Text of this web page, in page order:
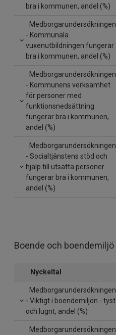
bra i kommunen, andel (%)
Medborgarundersökningen
- Kommunala
vuxenutbildningen fungerar
bra i kommunen, andel (%)
Medborgarundersökningen
- Kommunens verksamhet
för personer med
funktionsnedsättning
fungerar bra i kommunen,
andel (%)
Medborgarundersökningen
- Socialtjänstens stöd och
hjälp till utsatta personer
fungerar bra i kommunen,
andel (%)
Boende och boendemiljö
Nyckeltal
Medborgarundersökningen
- Viktigt i boendemiljön - tyst
och lugnt, andel (%)
Medborgarundersökningen